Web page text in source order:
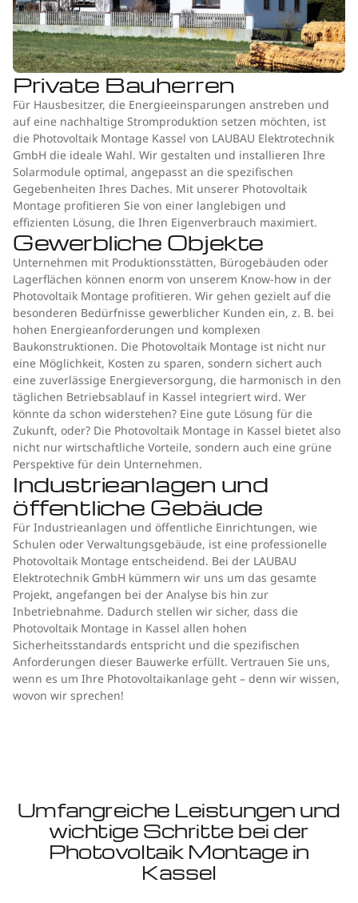
Private Bauherren
Für Hausbesitzer, die Energieeinsparungen anstreben und
auf eine nachhaltige Stromproduktion setzen möchten, ist
die Photovoltaik Montage Kassel von LAUBAU Elektrotechnik
GmbH die ideale Wahl. Wir gestalten und installieren Ihre
Solarmodule optimal, angepasst an die spezifischen
Gegebenheiten Ihres Daches. Mit unserer Photovoltaik
Montage profitieren Sie von einer langlebigen und
effizienten Lösung, die Ihren Eigenverbrauch maximiert.
Gewerbliche Objekte
Unternehmen mit Produktionsstätten, Bürogebäuden oder
Lagerflächen können enorm von unserem Know-how in der
Photovoltaik Montage profitieren. Wir gehen gezielt auf die
besonderen Bedürfnisse gewerblicher Kunden ein, z. B. bei
hohen Energieanforderungen und komplexen
Baukonstruktionen. Die Photovoltaik Montage ist nicht nur
eine Möglichkeit, Kosten zu sparen, sondern sichert auch
eine zuverlässige Energieversorgung, die harmonisch in den
täglichen Betriebsablauf in Kassel integriert wird. Wer
könnte da schon widerstehen? Eine gute Lösung für die
Zukunft, oder? Die Photovoltaik Montage in Kassel bietet also
nicht nur wirtschaftliche Vorteile, sondern auch eine grüne
Perspektive für dein Unternehmen.
Industrieanlagen und
öffentliche Gebäude
Für Industrieanlagen und öffentliche Einrichtungen, wie
Schulen oder Verwaltungsgebäude, ist eine professionelle
Photovoltaik Montage entscheidend. Bei der LAUBAU
Elektrotechnik GmbH kümmern wir uns um das gesamte
Projekt, angefangen bei der Analyse bis hin zur
Inbetriebnahme. Dadurch stellen wir sicher, dass die
Photovoltaik Montage in Kassel allen hohen
Sicherheitsstandards entspricht und die spezifischen
Anforderungen dieser Bauwerke erfüllt. Vertrauen Sie uns,
wenn es um Ihre Photovoltaikanlage geht – denn wir wissen,
wovon wir sprechen!
Umfangreiche Leistungen und
wichtige Schritte bei der
Photovoltaik Montage in
Kassel